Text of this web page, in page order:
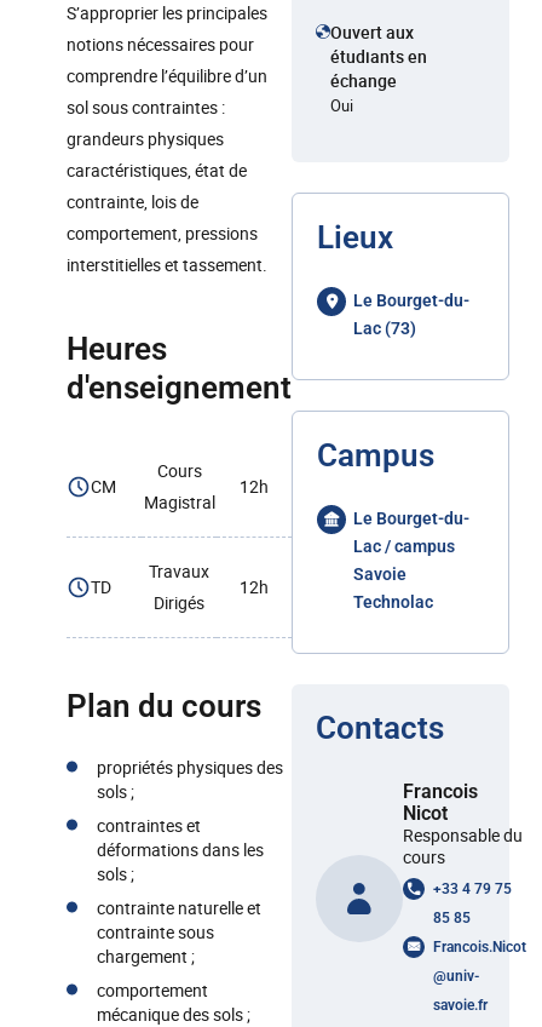
S’approprier les principales
notions nécessaires pour
comprendre l’équilibre d’un
sol sous contraintes :
grandeurs physiques
caractéristiques, état de
contrainte, lois de
comportement, pressions
interstitielles et tassement.
Heures
d'enseignement
CM
Cours
Magistral
12h
TD
Travaux
Dirigés
12h
Plan du cours
propriétés physiques des
sols ;
contraintes et
déformations dans les
sols ;
contrainte naturelle et
contrainte sous
chargement ;
comportement
mécanique des sols ;
Ouvert aux
étudiants en
échange
Oui
Lieux
Le Bourget-du-
Lac (73)
Campus
Le Bourget-du-
Lac / campus
Savoie
Technolac
Contacts
Francois
Nicot
Responsable du
cours
+33 4 79 75
85 85
Francois.Nicot
@univ-
savoie.fr